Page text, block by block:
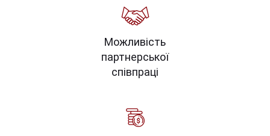
Можливість
партнерської
співпраці